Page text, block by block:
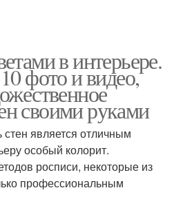
в интерьере.
фото и видео,
своими руками
является отличным
особый колорит.
росписи, некоторые из
профессиональным